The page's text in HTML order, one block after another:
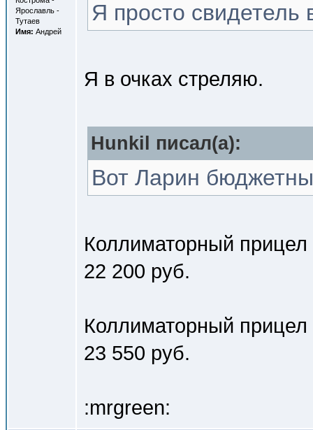
Ярославль -
Тутаев
Имя: Андрей
Я просто свидетель
Я в очках стреляю.
Hunkil писал(a):
Вот Ларин
Коллиматорный прицел
22 200 руб.
Коллиматорный прицел
23 550 руб.
:mrgreen: